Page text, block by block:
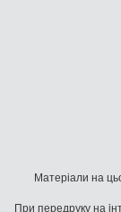
Матеріали на
При передруку на